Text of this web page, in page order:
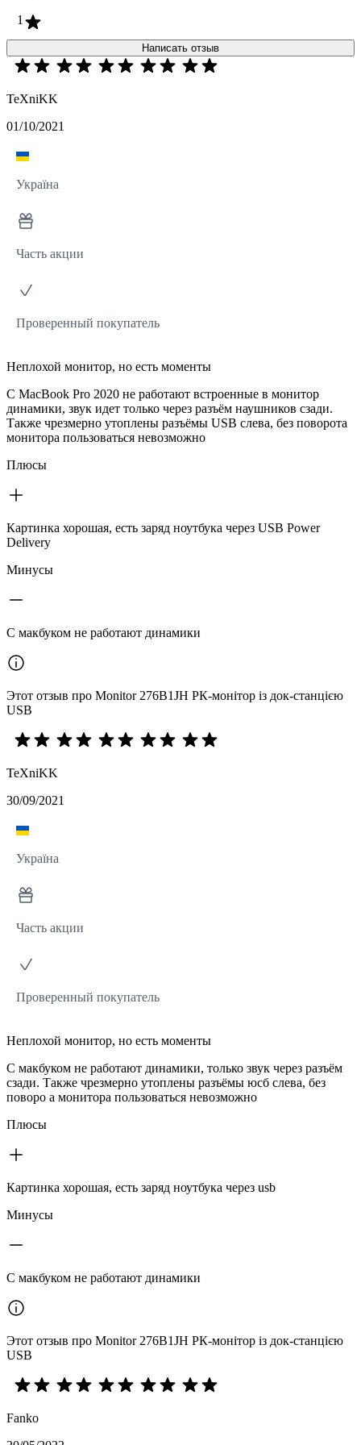
1
Написать отзыв
TeXniKK
01/10/2021
Україна
Часть акции
Проверенный покупатель
Неплохой монитор, но есть моменты
С MacBook Pro 2020 не работают встроенные в монитор
динамики, звук идет только через разъём наушников сзади.
Также чрезмерно утоплены разъёмы USB слева, без поворота
монитора пользоваться невозможно
Плюсы
Картинка хорошая, есть заряд ноутбука через USB Power
Delivery
Минусы
С макбуком не работают динамики
Этот отзыв про Monitor 276B1JH РК-монітор із док-станцією
USB
TeXniKK
30/09/2021
Україна
Часть акции
Проверенный покупатель
Неплохой монитор, но есть моменты
С макбуком не работают динамики, только звук через разъём
сзади. Также чрезмерно утоплены разъёмы юсб слева, без
поворо а монитора пользоваться невозможно
Плюсы
Картинка хорошая, есть заряд ноутбука через usb
Минусы
С макбуком не работают динамики
Этот отзыв про Monitor 276B1JH РК-монітор із док-станцією
USB
Fanko